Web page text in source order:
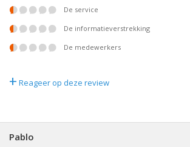
De service
De informatieverstrekking
De medewerkers
+ Reageer op deze review
Pablo